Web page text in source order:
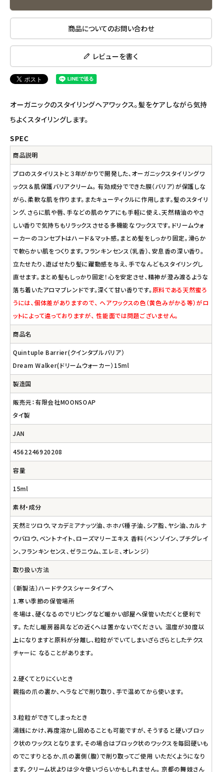
エコメイト
ナチュラプラス
アルモニベルツ
ご利用ガイド等
アカウント情報
ようこそ ゲスト 様
meeting_room ログイン person 会員登録
商品についてのお問い合わせ
レビューを書く
オーガニックのスタイリングヘアワックス。髪をケアしながら気持
ちよくスタイリングします。
SPEC
商品説明
プロのスタイリストと３年がかりで開発した、オーガニックスタイリングワ
ックス＆肌保護バリアクリーム。 有効成分でできた膜（バリア）が保護しな
がら、柔軟な肌を作ります。またキューティクルに作用します。髪のスタイリ
ング、さらに肌や唇、手などの肌のケアにも手軽に使え、天然精油のやさ
しい香りで気持ちもリラックスさせる多機能なワックスです。ドリームウォ
ーカーのコンセプトはハード＆マット感。まとめ髪をしっかり固定。滑らか
で軟らかい肌をつくります。フランキンセンス（乳香）、安息香の深い香り。
立たせたり、遊ばせたり髪に躍動感を与え、手でなんどもスタイリングし
直せます。まとめ髪もしっかり固定！心を安定させ、精神が澄み渡るような
落ち着いたアロマブレンドです。深くて甘い香りです。原料である天然蜜ろ
うには、個体差がありますので、 ヘアワックスの色（黄色みがかる等）がロ
ットによって違っておりますが、 性能面では問題ございません。
商品名
Quintuple Barrier(クインタプルバリア）
Dream Walker(ドリームウォーカー）15ml
製造国
販売元：有限会社MOONSOAP
タイ製
JAN
4562246920208
容量
15ml
素材・成分
天然ミツロウ、マカデミアナッツ油、ホホバ種子油、シア脂、ヤシ油、カルナ
ウバロウ、ベントナイト、ローズマリーエキス 香料（ベンゾイン、プチグレイ
ン、フランキンセンス、ゼラニウム、エレミ、オレンジ）
取り扱い方法
（新製法）ハードテクスシャータイプへ
1.寒い季節の保管場所
冬場は、硬くなるのでリビングなど暖かい部屋へ保管いただくと便利で
す。 ただし暖房器具などの近くへは置かないでください。 温度が30度以
上になりますと原料が分離し、粒粒がでいてしまいざらざらとしたテクス
チャーに なることがあります。
2.硬くてとりにくいとき
親指の爪の裏か、ヘラなどで削り取り、手で温めてから使います。
3.粒粒ができてしまったとき
湯銭にかけ、再度溶かし固めることも可能ですが、そうすると硬いブロッ
ク状のワックスとなります。その場合はブロック状のワックスを毎回硬いも
のでこすりとるか、爪の裏側（腹）で削り取ってご使用 いただくようになり
ます。クリーム状よりは少々使いづらいかもしれません。 京都の舞妓さん